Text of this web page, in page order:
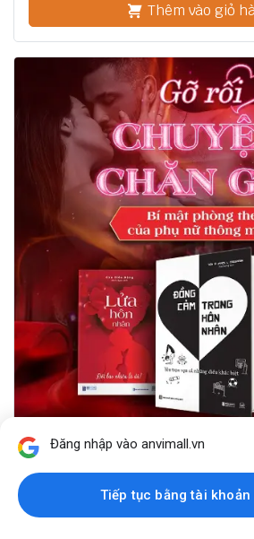
Thêm vào giỏ
Đăng nhập vào anvimall.vn
Tiếp tục bằng tài khoản